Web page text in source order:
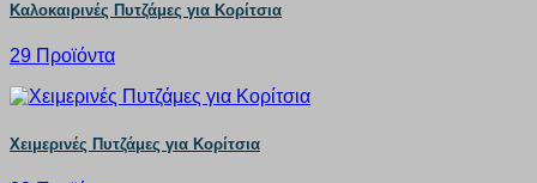
Καλοκαιρινές Πυτζάμες για Κορίτσια
29 Προϊόντα
Χειμερινές Πυτζάμες για Κορίτσια